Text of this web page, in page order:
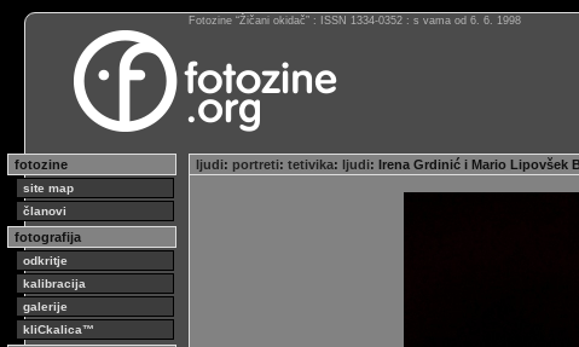
Fotozine “Žičani okidač” : ISSN 1334-0352 : s vama od 6. 6. 1998
fotozine
site map
članovi
fotografija
odkritje
kalibracija
galerije
kliCkalica™
ljudi: portreti: tetivika: ljudi: Irena Grdinić i Mario Lipovšek